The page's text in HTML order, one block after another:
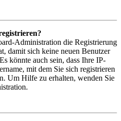
Administration die Registrierung
damit sich keine neuen Benutzer
könnte auch sein, dass Ihre IP-
mit dem Sie sich registrieren
Um Hilfe zu erhalten, wenden Sie